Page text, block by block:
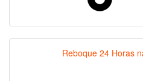
Reboque 24 Horas